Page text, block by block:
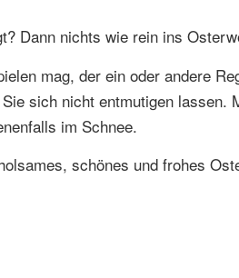
Dann nichts wie rein ins
mag, der ein oder andere
sich nicht entmutigen lassen.
im Schnee.
schönes und frohes